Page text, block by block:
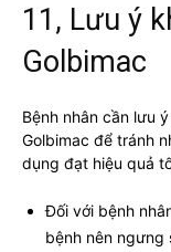
11, Lưu ý
Golbimac
Bệnh nhân cần lưu
Golbimac để tránh
dụng đạt hiệu quả
Đối với bệnh
bệnh nên ngưng